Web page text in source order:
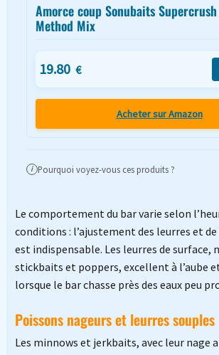
Amorce coup Sonubaits
Method Mix
19.80 €
Acheter sur Amazon
i Pourquoi voyez-vous ces produits ?
Le comportement du bar varie selon
conditions : l’ajustement des leurres et
est indispensable. Les leurres de
stickbaits et poppers, excellent à l’aube
lorsque le bar chasse près des eaux peu
Poissons nageurs et leurres souples
Les minnows et jerkbaits, avec leur nage